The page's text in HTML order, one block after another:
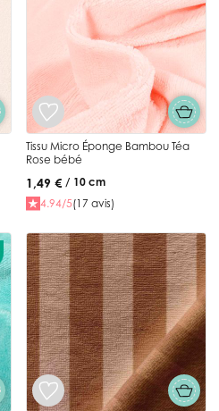
Tissu Micro Éponge Bambou Téa
Rose bébé
1,49 € / 10 cm
4.94/5(17 avis)